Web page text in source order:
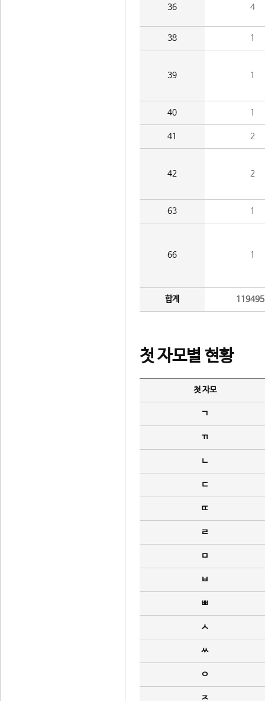
36 4
38 1
39 1
40 1
41 2
42 2
63 1
66 1
합계
첫 자모별 현황
첫 자모
ㄱ
ㄲ
ㄴ
ㄷ
ㄸ
ㄹ
ㅁ
ㅂ
ㅃ
ㅅ
ㅆ
ㅇ
ㅈ